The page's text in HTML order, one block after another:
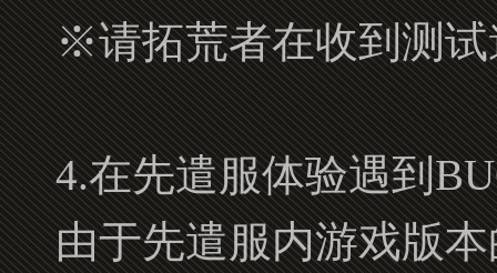
※请拓荒者在收到测试
4.在先遣服体验遇到
由于先遣服内游戏版